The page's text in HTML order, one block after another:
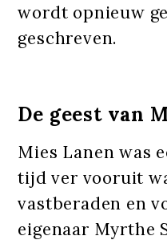
wordt opnieuw
geschreven.
De geest van
Mies Lanen was
tijd ver vooruit
vastberaden en
eigenaar Myrthe